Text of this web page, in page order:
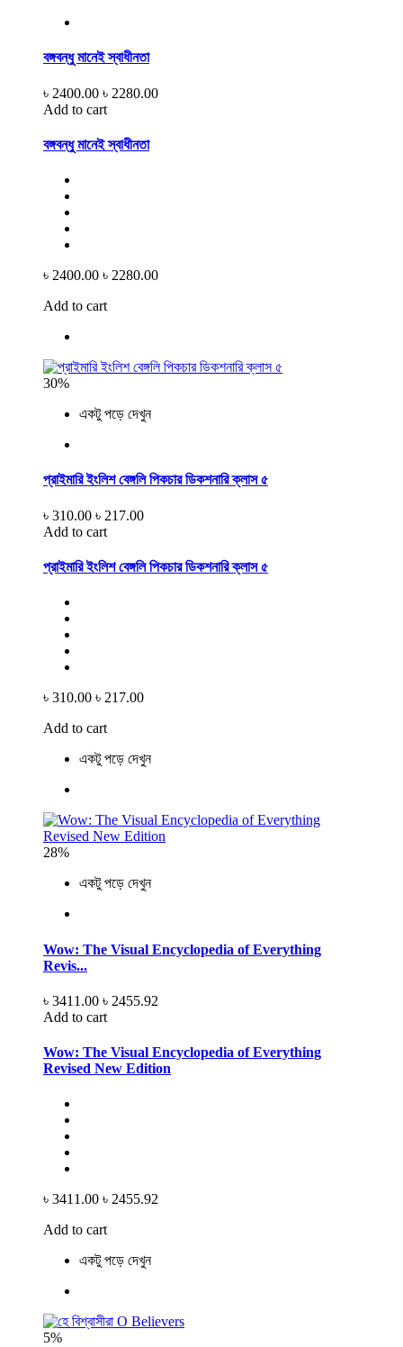
বঙ্গবন্ধু মানেই স্বাধীনতা
৳ 2400.00 ৳ 2280.00
Add to cart
বঙ্গবন্ধু মানেই স্বাধীনতা
৳ 2400.00 ৳ 2280.00
Add to cart
30%
একটু পড়ে দেখুন
প্রাইমারি ইংলিশ বেঙ্গলি পিকচার ডিকশনারি ক্লাস ৫
৳ 310.00 ৳ 217.00
Add to cart
প্রাইমারি ইংলিশ বেঙ্গলি পিকচার ডিকশনারি ক্লাস ৫
৳ 310.00 ৳ 217.00
Add to cart
একটু পড়ে দেখুন
28%
একটু পড়ে দেখুন
Wow: The Visual Encyclopedia of Everything
Revis...
৳ 3411.00 ৳ 2455.92
Add to cart
Wow: The Visual Encyclopedia of Everything
Revised New Edition
৳ 3411.00 ৳ 2455.92
Add to cart
একটু পড়ে দেখুন
5%